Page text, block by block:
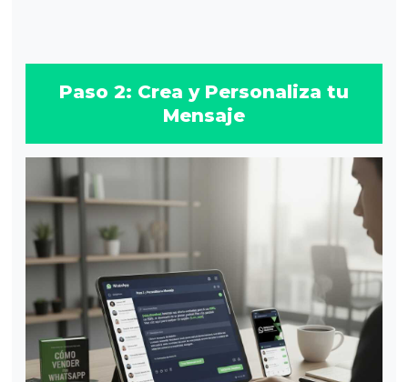
Paso 2: Crea y Personaliza tu
Mensaje